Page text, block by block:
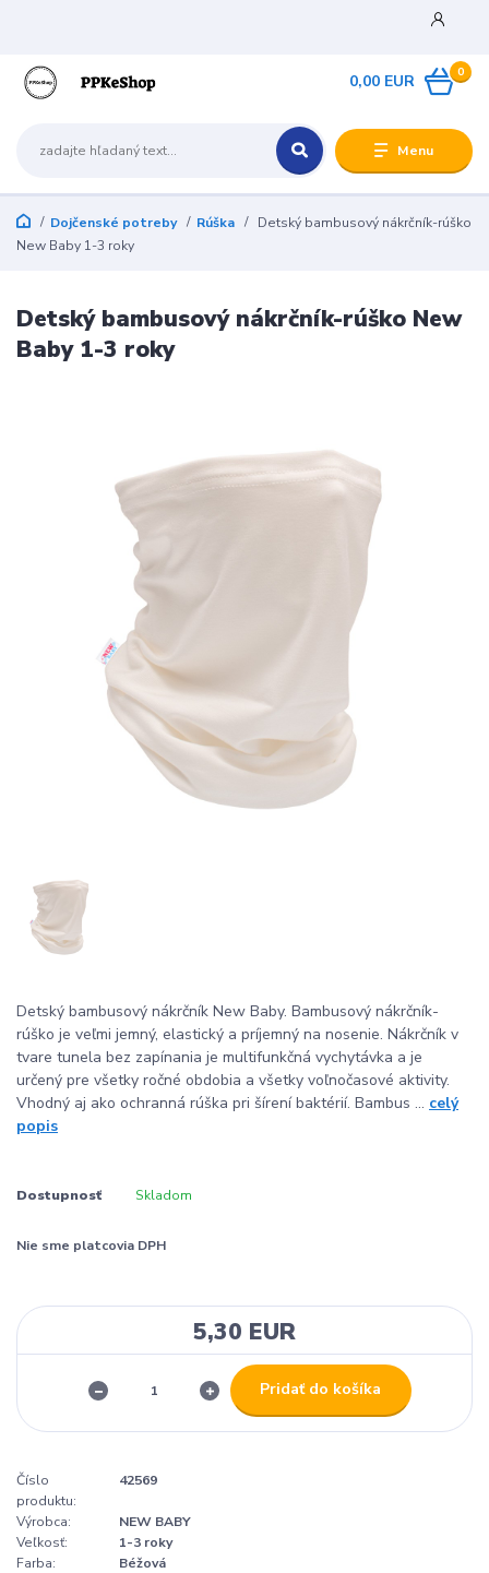
Menu
0
0,00 EUR
Dojčenské potreby Rúška
Detský bambusový nákrčník-rúško
New Baby 1-3 roky
Detský bambusový nákrčník-rúško New
Baby 1-3 roky
Detský bambusový nákrčník New Baby. Bambusový nákrčník-
rúško je veľmi jemný, elastický a príjemný na nosenie. Nákrčník v
tvare tunela bez zapínania je multifunkčná vychytávka a je
určený pre všetky ročné obdobia a všetky voľnočasové aktivity.
Vhodný aj ako ochranná rúška pri šírení baktérií. Bambus ... celý
popis
Dostupnosť Skladom
Nie sme platcovia DPH
5,30 EUR
Pridať do košíka
Číslo
produktu:
42569
Výrobca:
NEW BABY
Veľkosť:
1-3 roky
Farba:
Béžová